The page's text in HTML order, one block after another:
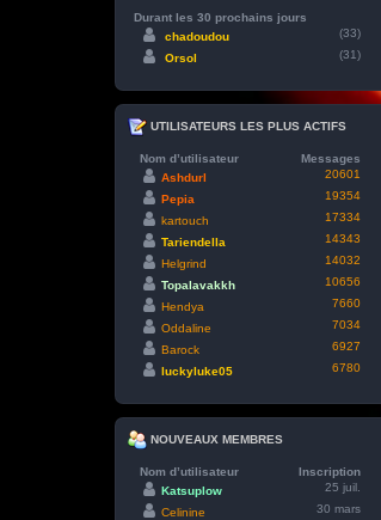
Durant les 30 prochains jours
chadoudou
(33)
Orsol
(31)
UTILISATEURS LES PLUS ACTIFS
Nom d’utilisateur
Messages
Ashdurl
20601
Pepia
19354
kartouch
17334
Tariendella
14343
Helgrind
14032
Topalavakkh
10656
Hendya
7660
Oddaline
7034
Barock
6927
luckyluke05
6780
NOUVEAUX MEMBRES
Nom d’utilisateur
Inscription
Katsuplow
25 juil.
Celinine
30 mars